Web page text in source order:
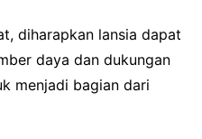
diharapkan lansia dapat
daya dan dukungan
menjadi bagian dari